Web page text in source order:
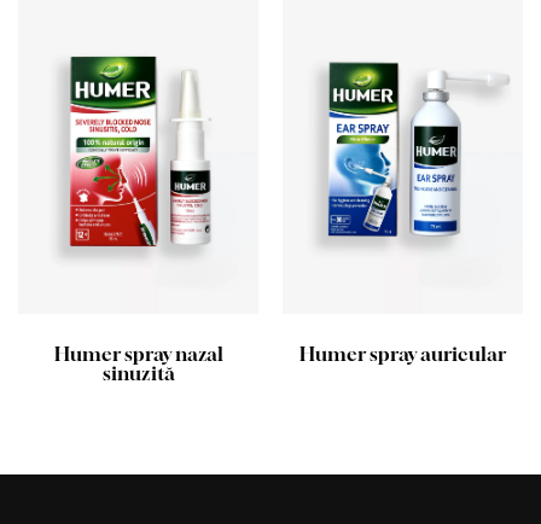
Humer spray nazal
sinuzită
Humer spray auricular